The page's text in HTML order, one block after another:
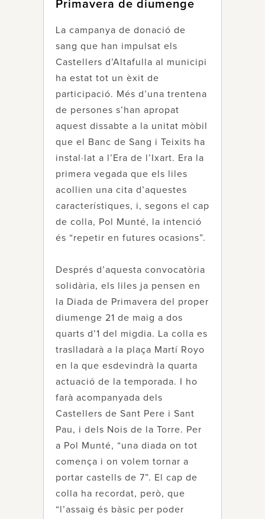
Primavera de diumenge
La campanya de donació de
sang que han impulsat els
Castellers d’Altafulla al municipi
ha estat tot un èxit de
participació. Més d’una trentena
de persones s’han apropat
aquest dissabte a la unitat mòbil
que el Banc de Sang i Teixits ha
instal·lat a l’Era de l’Ixart. Era la
primera vegada que els liles
acollien una cita d’aquestes
característiques, i, segons el cap
de colla, Pol Munté, la intenció
és “repetir en futures ocasions”.
Després d’aquesta convocatòria
solidària, els liles ja pensen en
la Diada de Primavera del proper
diumenge 21 de maig a dos
quarts d’1 del migdia. La colla es
traslladarà a la plaça Martí Royo
en la que esdevindrà la quarta
actuació de la temporada. I ho
farà acompanyada dels
Castellers de Sant Pere i Sant
Pau, i dels Nois de la Torre. Per
a Pol Munté, “una diada on tot
comença i on volem tornar a
portar castells de 7”. El cap de
colla ha recordat, però, que
“l’assaig és bàsic per poder